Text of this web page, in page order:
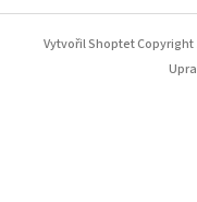
Vytvořil ShoptetCopyright